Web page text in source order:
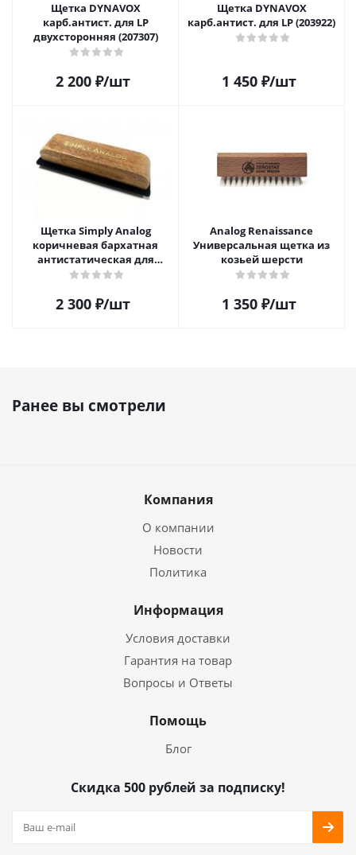
Щетка DYNAVOX
карб.антист. для LP
двухсторонняя (207307)
2 200₽/шт
Щетка DYNAVOX
карб.антист. для LP (203922)
1 450₽/шт
Щетка Simply Analog
коричневая бархатная
антистатическая для
чистки виниловых
2 300₽/шт
Analog Renaissance
Универсальная щетка из
козьей шерсти
1 350₽/шт
Ранее вы смотрели
Компания
О компании
Новости
Политика
Информация
Условия доставки
Гарантия на товар
Вопросы и Ответы
Помощь
Блог
Скидка 500 рублей за подписку!